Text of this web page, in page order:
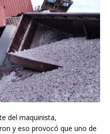
del maquinista,
y eso provocó que uno de